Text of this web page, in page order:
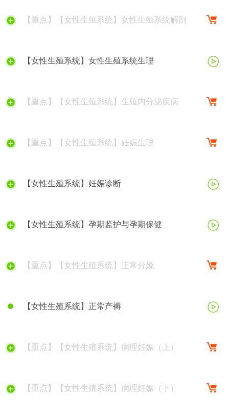
【重点】【女性生殖系统】女性生殖系统解剖
【女性生殖系统】女性生殖系统生理
【重点】【女性生殖系统】生殖内分泌疾病
【重点】【女性生殖系统】妊娠生理
【女性生殖系统】妊娠诊断
【女性生殖系统】孕期监护与孕期保健
【重点】【女性生殖系统】正常分娩
【女性生殖系统】正常产褥
【重点】【女性生殖系统】病理妊娠（上）
【重点】【女性生殖系统】病理妊娠（下）